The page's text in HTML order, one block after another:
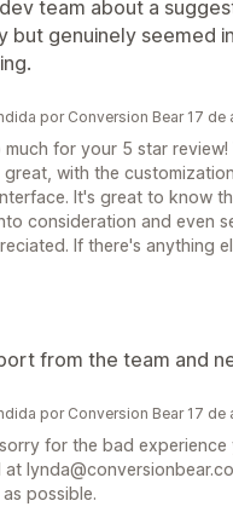
team about a
but genuinely seemed
por Conversion Bear 17 de
for your 5 star
with the
It's great to know
consideration and even
If there's anything
from the team and
por Conversion Bear 17 de
for the bad
at
possible.